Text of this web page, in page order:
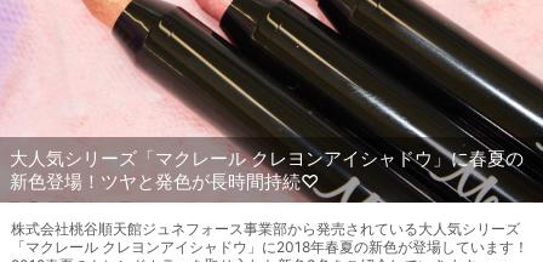
大人気シリーズ「マクレール クレヨンアイシャドウ」に春夏の
新色登場！ツヤと発色が長時間持続♡
株式会社桃谷順天館ジュネフォース事業部から発売されている大人気シリーズ
「マクレール クレヨンアイシャドウ」に2018年春夏の新色が登場しています！